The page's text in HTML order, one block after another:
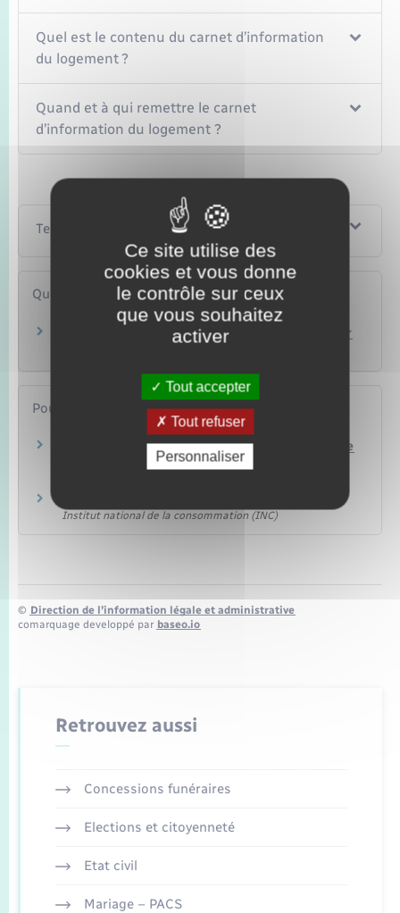
Quel est le contenu du carnet d’information
du logement ?
Quand et à qui remettre le carnet
d’information du logement ?
Textes de référence
Questions ? Réponses !
Quels sont les diagnostics immobiliers à fournir
Pour en savoir plus
Carnet d'information du logement (avec modèle
Institut national de la consommation (INC)
© Direction de l’information légale et administrative
comarquage developpé par baseo.io
Retrouvez aussi
Concessions funéraires
Elections et citoyenneté
Etat civil
Mariage – PACS
Ce site utilise des
cookies et vous donne
le contrôle sur ceux
que vous souhaitez
activer
Tout accepter
Tout refuser
Personnaliser